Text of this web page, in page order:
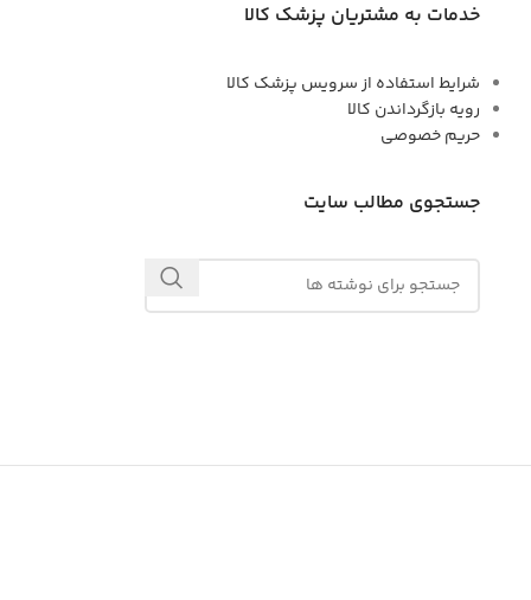
خدمات به مشتریان پزشک کالا
شرایط استفاده از سرویس پزشک کالا
رویه بازگرداندن کالا
حریم خصوصی
جستجوی مطالب سایت